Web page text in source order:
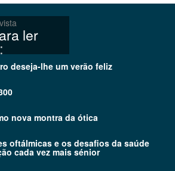
ler
deseja-lhe um verão feliz
nova montra da ótica
oftálmicas e os desafios da saúde
cada vez mais sénior